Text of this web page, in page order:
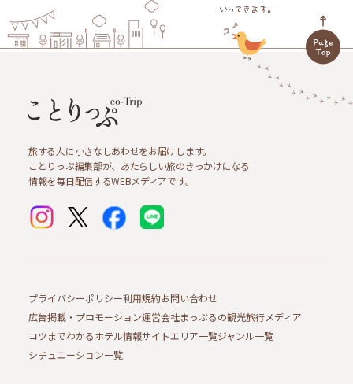
旅する人に小さなしあわせをお届けします。
ことりっぷ編集部が、あたらしい旅のきっかけになる
情報を毎日配信するWEBメディアです。
プライバシーポリシー利用規約お問い合わせ
広告掲載・プロモーション運営会社まっぷるの観光旅行メディア
コツまでわかるホテル情報サイトエリア一覧ジャンル一覧
シチュエーション一覧